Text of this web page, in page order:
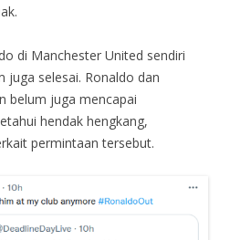
di Manchester United sendiri
juga selesai. Ronaldo dan
belum juga mencapai
hendak hengkang,
permintaan tersebut.